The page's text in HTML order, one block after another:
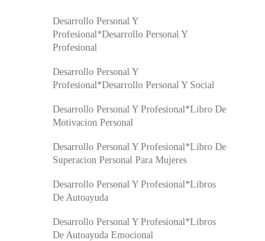
Desarrollo Personal Y
Profesional*Desarrollo Personal Y
Profesional
Desarrollo Personal Y
Profesional*Desarrollo Personal Y Social
Desarrollo Personal Y Profesional*Libro De
Motivacion Personal
Desarrollo Personal Y Profesional*Libro De
Superacion Personal Para Mujeres
Desarrollo Personal Y Profesional*Libros
De Autoayuda
Desarrollo Personal Y Profesional*Libros
De Autoayuda Emocional